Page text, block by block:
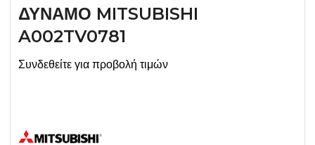
ΔΥΝΑΜΟ MITSUBISHI
A002TV0781
Συνδεθείτε για προβολή τιμών